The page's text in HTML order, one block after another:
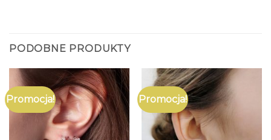
PODOBNE PRODUKTY
Promocja! Promocja!